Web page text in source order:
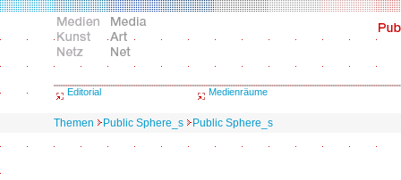
Editorial Medienräume
Themen Public Sphere_s Public Sphere_s